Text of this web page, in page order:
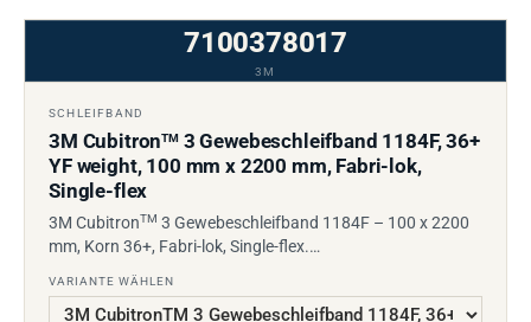
7100378017
3M
SCHLEIFBAND
3M CubitronTM3 Gewebeschleifband 1184F, 36+
YF weight, 100 mm x 2200 mm, Fabri-lok,
Single-flex
3M CubitronTM 3 Gewebeschleifband 1184F – 100 x 2200
mm, Korn 36+, Fabri-lok, Single-flex.…
VARIANTE WÄHLEN